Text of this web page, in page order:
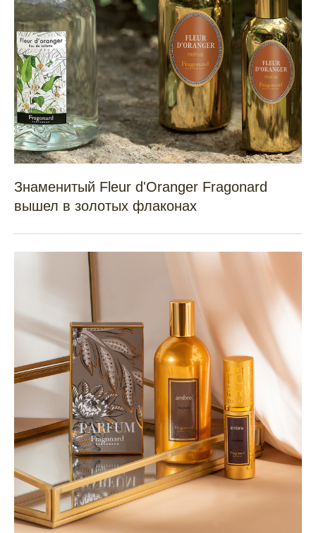
Знаменитый Fleur d'Oranger Fragonard
вышел в золотых флаконах